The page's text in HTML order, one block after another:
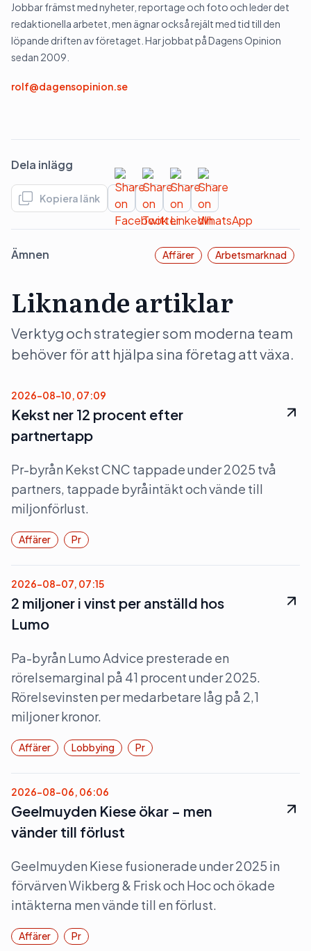
Jobbar främst med nyheter, reportage och foto och leder det
redaktionella arbetet, men ägnar också rejält med tid till den
löpande driften av företaget. Har jobbat på Dagens Opinion
sedan 2009.
rolf@dagensopinion.se
Dela inlägg
Kopiera länk
Ämnen Affärer Arbetsmarknad
Liknande artiklar
Verktyg och strategier som moderna team
behöver för att hjälpa sina företag att växa.
2026-08-10, 07:09
Kekst ner 12 procent efter
partnertapp
Pr-byrån Kekst CNC tappade under 2025 två
partners, tappade byråintäkt och vände till
miljonförlust.
Affärer Pr
2026-08-07, 07:15
2 miljoner i vinst per anställd hos
Lumo
Pa-byrån Lumo Advice presterade en
rörelsemarginal på 41 procent under 2025.
Rörelsevinsten per medarbetare låg på 2,1
miljoner kronor.
Affärer Lobbying Pr
2026-08-06, 06:06
Geelmuyden Kiese ökar – men
vänder till förlust
Geelmuyden Kiese fusionerade under 2025 in
förvärven Wikberg & Frisk och Hoc och ökade
intäkterna men vände till en förlust.
Affärer Pr